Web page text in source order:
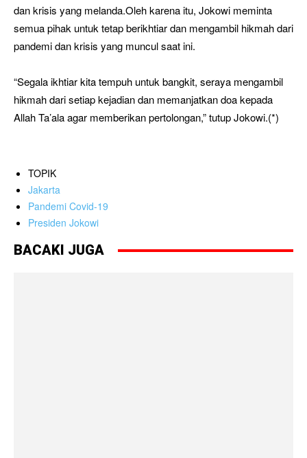
dan krisis yang melanda.Oleh karena itu, Jokowi meminta
semua pihak untuk tetap berikhtiar dan mengambil hikmah dari
pandemi dan krisis yang muncul saat ini.
“Segala ikhtiar kita tempuh untuk bangkit, seraya mengambil
hikmah dari setiap kejadian dan memanjatkan doa kepada
Allah Ta’ala agar memberikan pertolongan,” tutup Jokowi.(*)
TOPIK
Jakarta
Pandemi Covid-19
Presiden Jokowi
BACAKI JUGA